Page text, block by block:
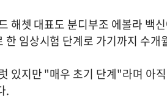
해쳇 대표도 분디부조 에볼라 백
임상시험 단계로 가기까지 수
있지만 "매우 초기 단계"라며 아
.